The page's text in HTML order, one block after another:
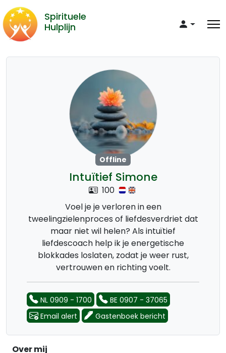
Spirituele
Hulplijn
Offline
Intuïtief Simone
100
Voel je je verloren in een
tweelingzielenproces of liefdesverdriet dat
maar niet wil helen? Als intuïtief
liefdescoach help ik je energetische
blokkades loslaten, zodat je weer rust,
vertrouwen en richting voelt.
NL 0909 - 1700
BE 0907 - 37065
Email alert
Gastenboek bericht
Over mij